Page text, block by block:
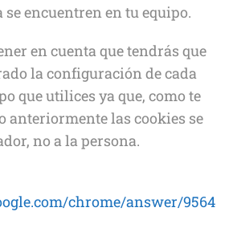
se encuentren en tu equipo.
en cuenta que tendrás que
la configuración de cada
que utilices ya que, como te
anteriormente las cookies se
no a la persona.
chrome/answer/9564